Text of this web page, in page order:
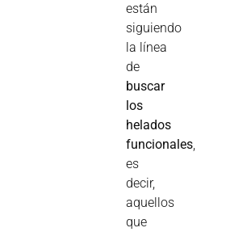
están
siguiendo
la línea
de
buscar
los
helados
funcionales,
es
decir,
aquellos
que